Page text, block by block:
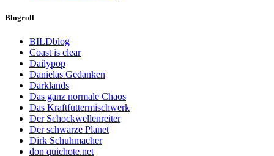
Blogroll
BILDblog
Coast is clear
Dailypop
Danielas Gedanken
Darklands
Das ganz normale Chaos
Das Kraftfuttermischwerk
Der Schockwellenreiter
Der schwarze Planet
Dirk Schuhmacher
don quichote.net